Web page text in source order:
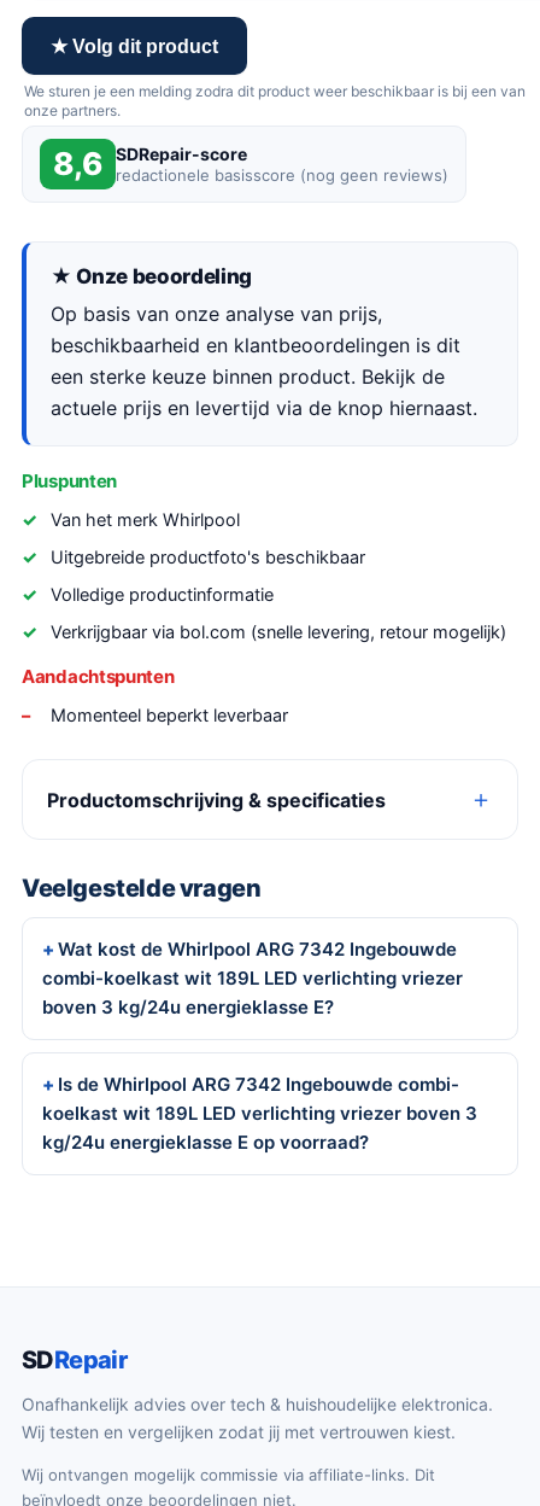
★ Volg dit product
We sturen je een melding zodra dit product weer beschikbaar is bij een van
onze partners.
8,6 SDRepair-score
redactionele basisscore (nog geen reviews)
★ Onze beoordeling
Op basis van onze analyse van prijs,
beschikbaarheid en klantbeoordelingen is dit
een sterke keuze binnen product. Bekijk de
actuele prijs en levertijd via de knop hiernaast.
Pluspunten
Van het merk Whirlpool
Uitgebreide productfoto's beschikbaar
Volledige productinformatie
Verkrijgbaar via bol.com (snelle levering, retour mogelijk)
Aandachtspunten
Momenteel beperkt leverbaar
Productomschrijving & specificaties
Veelgestelde vragen
Wat kost de Whirlpool ARG 7342 Ingebouwde
combi-koelkast wit 189L LED verlichting vriezer
boven 3 kg/24u energieklasse E?
Is de Whirlpool ARG 7342 Ingebouwde combi-
koelkast wit 189L LED verlichting vriezer boven 3
kg/24u energieklasse E op voorraad?
SDRepair
Onafhankelijk advies over tech & huishoudelijke elektronica.
Wij testen en vergelijken zodat jij met vertrouwen kiest.
Wij ontvangen mogelijk commissie via affiliate-links. Dit
beïnvloedt onze beoordelingen niet.